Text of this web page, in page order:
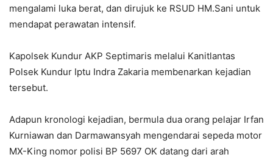
mengalami luka berat, dan dirujuk ke RSUD HM.Sani untuk
mendapat perawatan intensif.
Kapolsek Kundur AKP Septimaris melalui Kanitlantas
Polsek Kundur Iptu Indra Zakaria membenarkan kejadian
tersebut.
Adapun kronologi kejadian, bermula dua orang pelajar Irfan
Kurniawan dan Darmawansyah mengendarai sepeda motor
MX-King nomor polisi BP 5697 OK datang dari arah